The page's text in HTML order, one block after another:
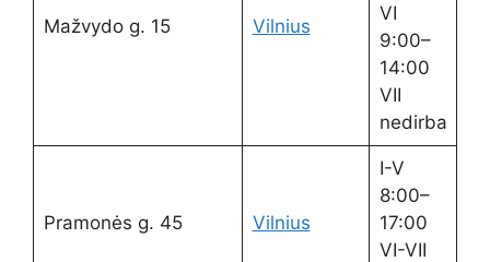
Mažvydo g. 15 Vilnius
VI
9:00–
14:00
VII
nedirba
Pramonės g. 45 Vilnius
I-V
8:00–
17:00
VI-VII